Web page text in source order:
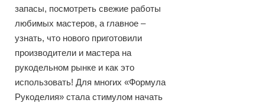
запасы, посмотреть свежие работы
любимых мастеров, а главное –
узнать, что нового приготовили
производители и мастера на
рукодельном рынке и как это
использовать! Для многих «Формула
Рукоделия» стала стимулом начать